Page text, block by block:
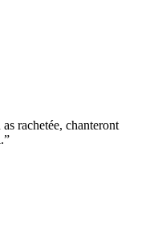
rachetée, chanteront
”